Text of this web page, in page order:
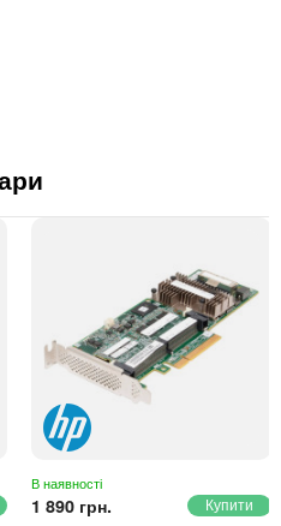
В наявності
1 890 грн.